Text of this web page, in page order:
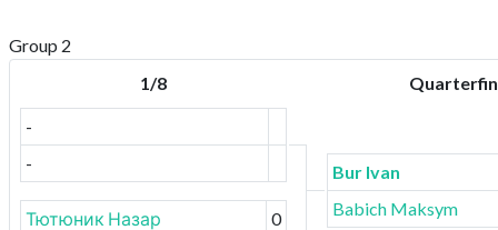
Group 2
1/8
-
-
Тютюник Назар
0
Bur Ivan
Babich Maksym